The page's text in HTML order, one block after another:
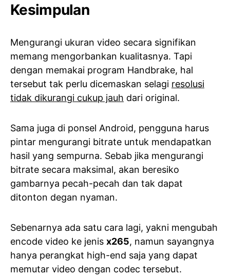
Kesimpulan
Mengurangi ukuran video secara signifikan
memang mengorbankan kualitasnya. Tapi
dengan memakai program Handbrake, hal
tersebut tak perlu dicemaskan selagi resolusi
tidak dikurangi cukup jauh dari original.
Sama juga di ponsel Android, pengguna harus
pintar mengurangi bitrate untuk mendapatkan
hasil yang sempurna. Sebab jika mengurangi
bitrate secara maksimal, akan beresiko
gambarnya pecah-pecah dan tak dapat
ditonton degan nyaman.
Sebenarnya ada satu cara lagi, yakni mengubah
encode video ke jenis x265, namun sayangnya
hanya perangkat high-end saja yang dapat
memutar video dengan codec tersebut.